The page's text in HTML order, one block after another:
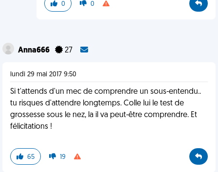
0 0
Anna666 27
lundi 29 mai 2017 9:50
Si t'attends d'un mec de comprendre un sous-entendu..
tu risques d'attendre longtemps. Colle lui le test de
grossesse sous le nez, la il va peut-être comprendre. Et
félicitations !
65 19